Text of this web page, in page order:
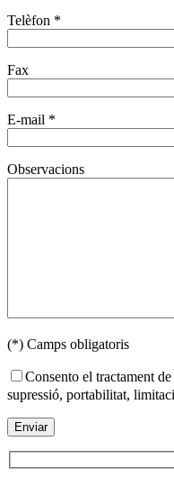
Telèfon *
Fax
E-mail *
Observacions
(*) Camps obligatoris
Consento el tractament
supressió, portabilitat,